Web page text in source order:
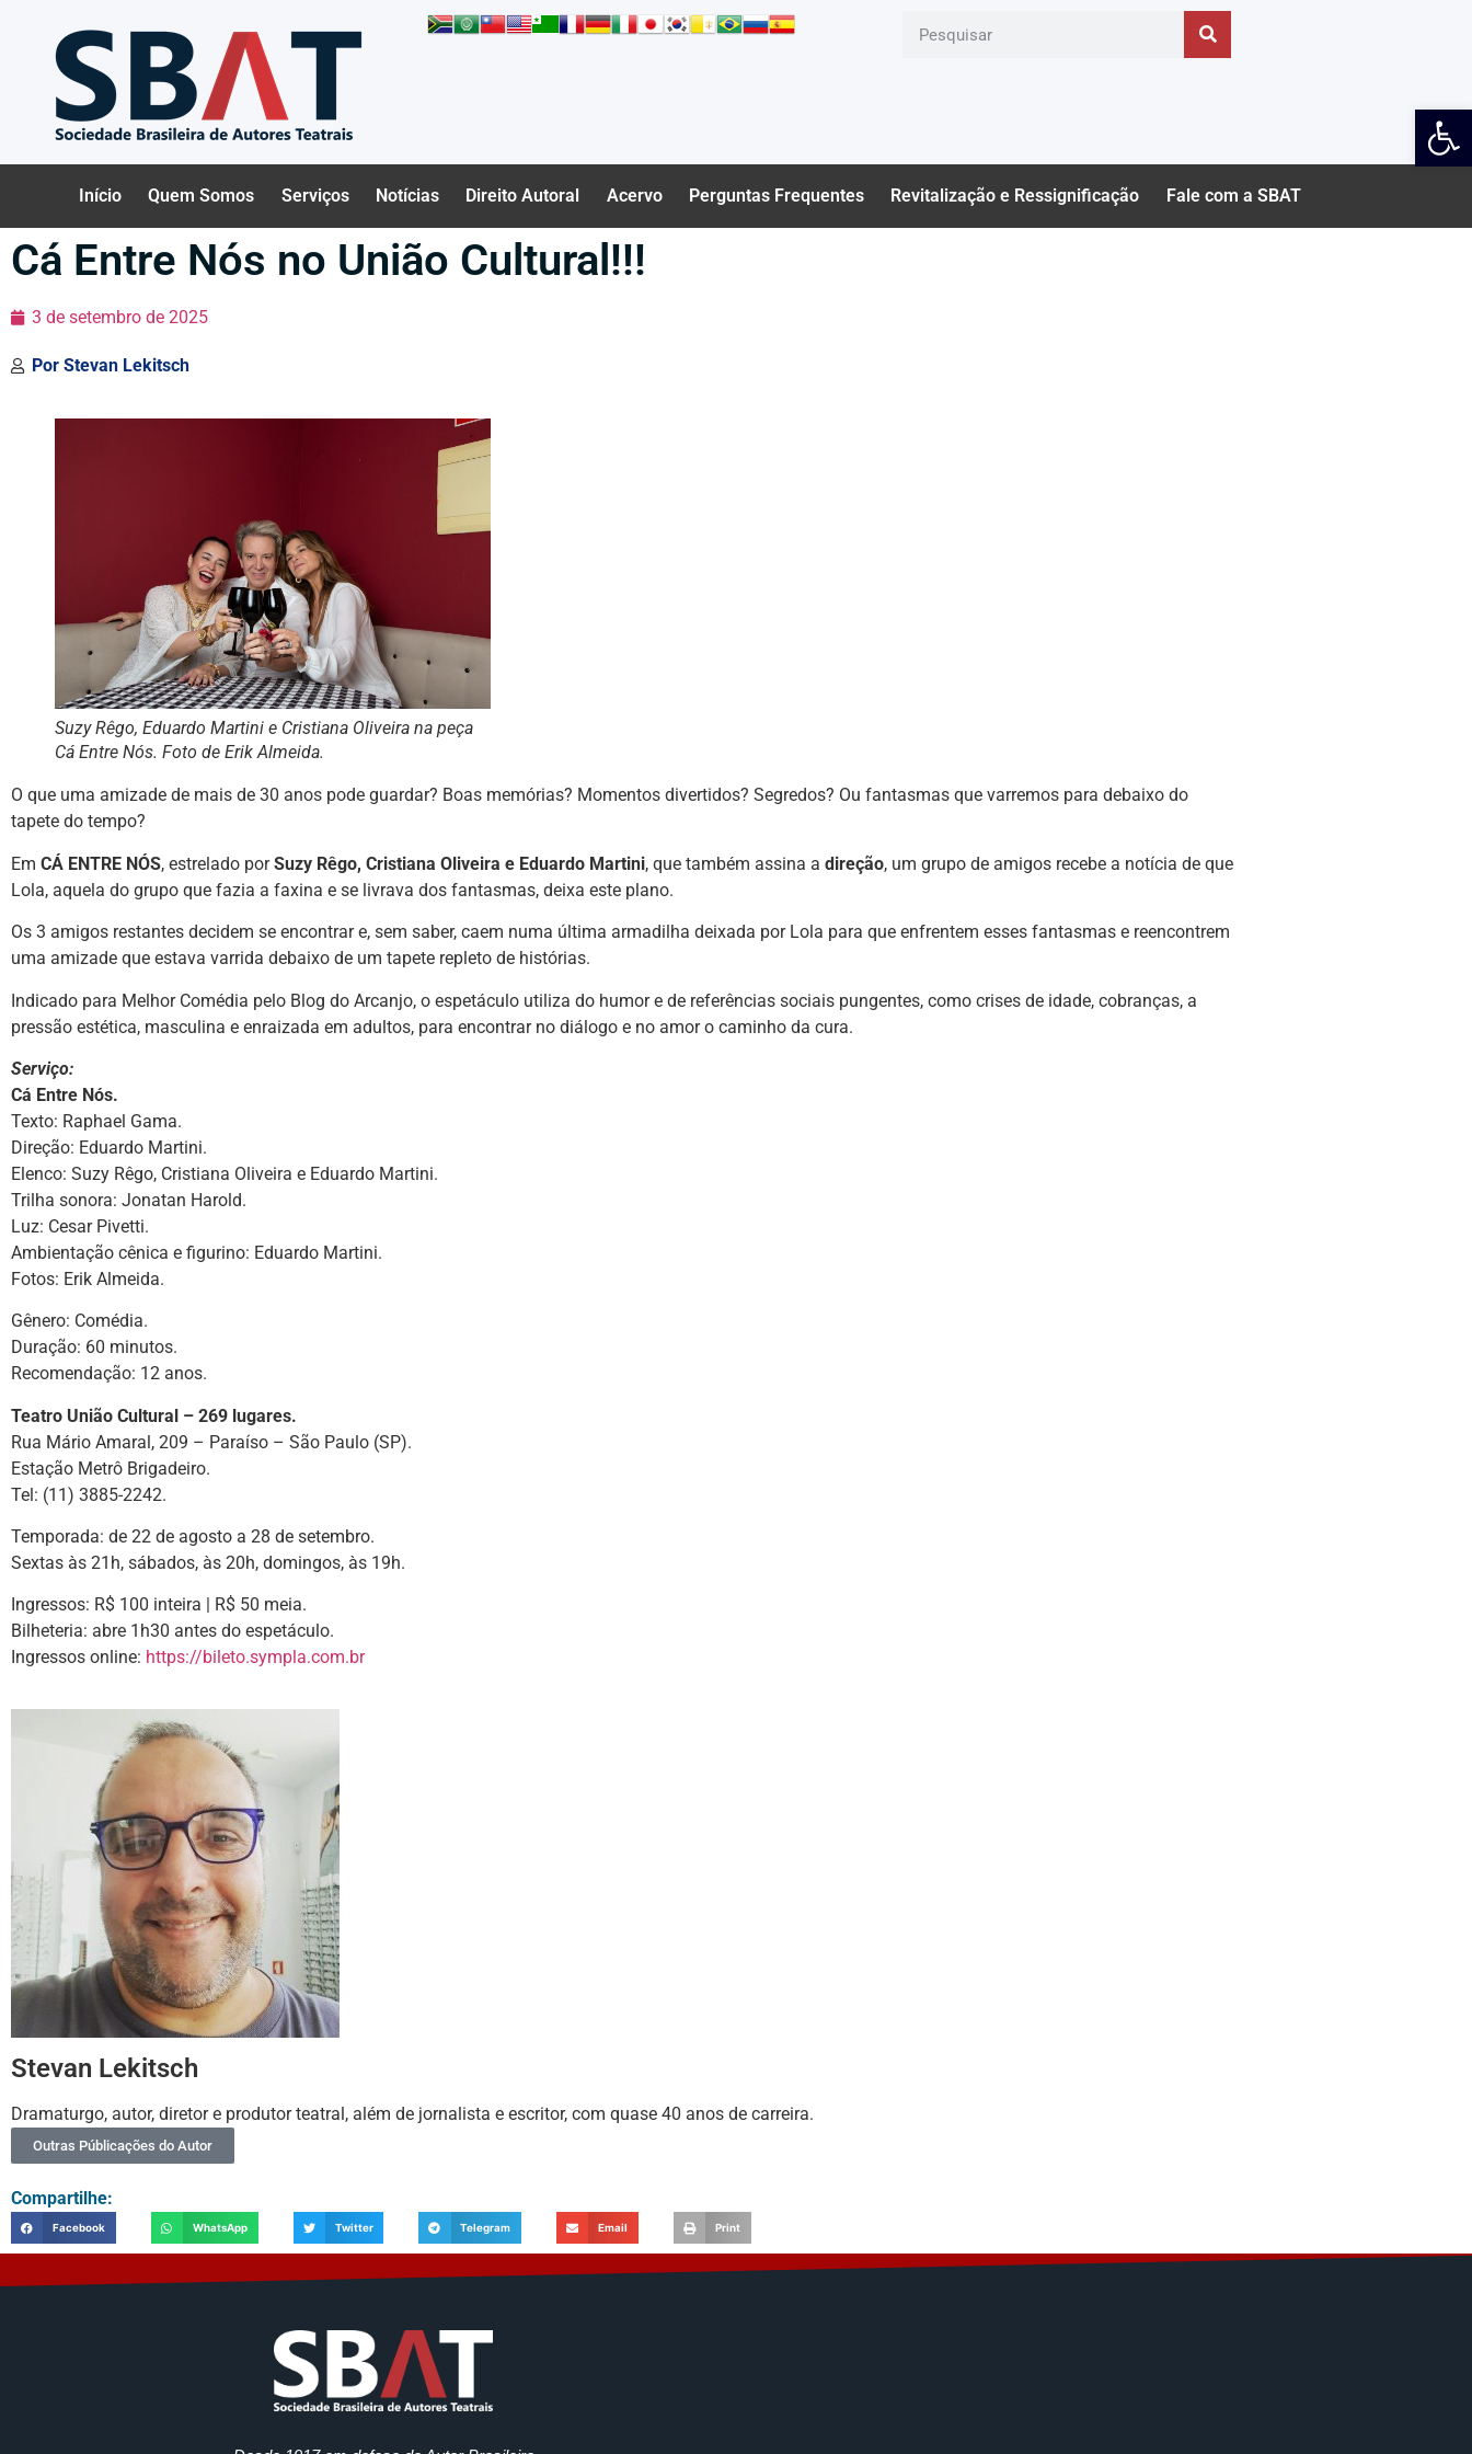
Início Quem Somos Serviços Notícias Direito Autoral Acervo Perguntas Frequentes Revitalização e Ressignificação Fale com a SBAT
Cá Entre Nós no União Cultural!!!
3 de setembro de 2025
Por Stevan Lekitsch
Suzy Rêgo, Eduardo Martini e Cristiana Oliveira na peça
Cá Entre Nós. Foto de Erik Almeida.
O que uma amizade de mais de 30 anos pode guardar? Boas memórias? Momentos divertidos? Segredos? Ou fantasmas que varremos para debaixo do
tapete do tempo?
Em CÁ ENTRE NÓS, estrelado porSuzy Rêgo, Cristiana Oliveira e Eduardo Martini, que também assina a direção, um grupo de amigos recebe a notícia de que
Lola, aquela do grupo que fazia a faxina e se livrava dos fantasmas, deixa este plano.
Os 3 amigos restantes decidem se encontrar e, sem saber, caem numa última armadilha deixada por Lola para que enfrentem esses fantasmas e reencontrem
uma amizade que estava varrida debaixo de um tapete repleto de histórias.
Indicado para Melhor Comédia pelo Blog do Arcanjo, o espetáculo utiliza do humor e de referências sociais pungentes, como crises de idade, cobranças, a
pressão estética, masculina e enraizada em adultos, para encontrar no diálogo e no amor o caminho da cura.
Serviço:
Cá Entre Nós.
Texto: Raphael Gama.
Direção: Eduardo Martini.
Elenco: Suzy Rêgo, Cristiana Oliveira e Eduardo Martini.
Trilha sonora: Jonatan Harold.
Luz: Cesar Pivetti.
Ambientação cênica e figurino: Eduardo Martini.
Fotos: Erik Almeida.
Gênero: Comédia.
Duração: 60 minutos.
Recomendação: 12 anos.
Teatro União Cultural – 269 lugares.
Rua Mário Amaral, 209 – Paraíso – São Paulo (SP).
Estação Metrô Brigadeiro.
Tel: (11) 3885-2242.
Temporada: de 22 de agosto a 28 de setembro.
Sextas às 21h, sábados, às 20h, domingos, às 19h.
Ingressos: R$ 100 inteira | R$ 50 meia.
Bilheteria: abre 1h30 antes do espetáculo.
Ingressos online: https://bileto.sympla.com.br
Stevan Lekitsch
Dramaturgo, autor, diretor e produtor teatral, além de jornalista e escritor, com quase 40 anos de carreira.
Outras Públicações do Autor
Compartilhe:
Facebook WhatsApp Twitter Telegram Email Print